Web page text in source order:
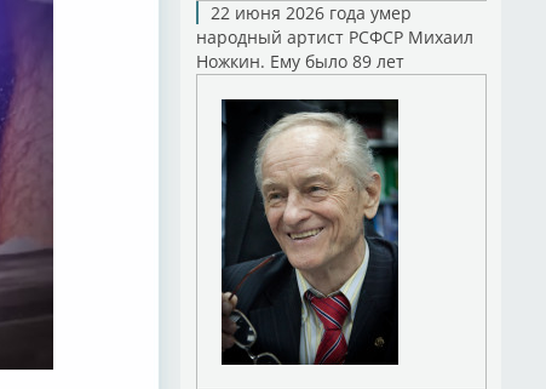
22 июня 2026 года умер
народный артист РСФСР Михаил
Ножкин. Ему было 89 лет